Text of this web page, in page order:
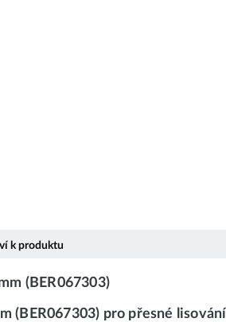
k produktu
(BER067303)
(BER067303) pro přesné lisování